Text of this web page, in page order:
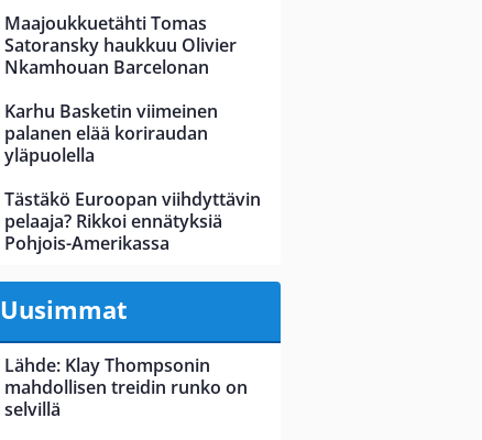
Maajoukkuetähti Tomas
Satoransky haukkuu Olivier
Nkamhouan Barcelonan
Karhu Basketin viimeinen
palanen elää koriraudan
yläpuolella
Tästäkö Euroopan viihdyttävin
pelaaja? Rikkoi ennätyksiä
Pohjois-Amerikassa
Uusimmat
Lähde: Klay Thompsonin
mahdollisen treidin runko on
selvillä